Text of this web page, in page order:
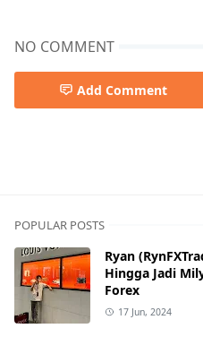
NO COMMENT
Add Comment
POPULAR POSTS
Ryan
Hingga Jadi
Forex
17 Jun, 2024